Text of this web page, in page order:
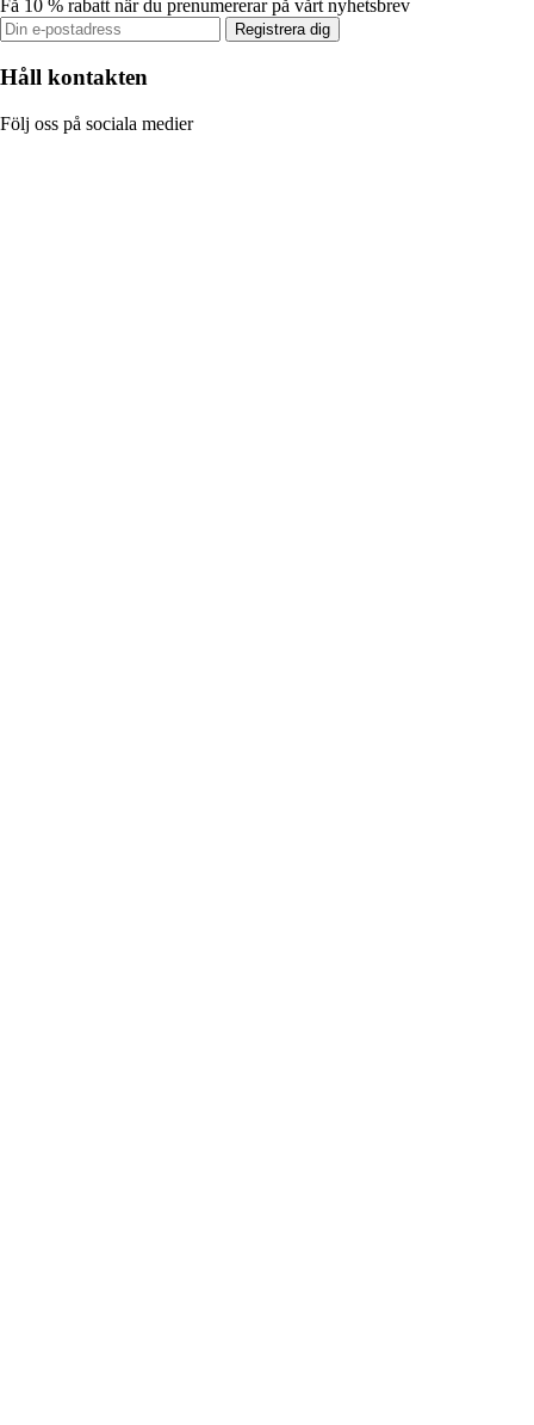
Få 10 % rabatt när du prenumererar på vårt nyhetsbrev
Registrera dig
Håll kontakten
Följ oss på sociala medier